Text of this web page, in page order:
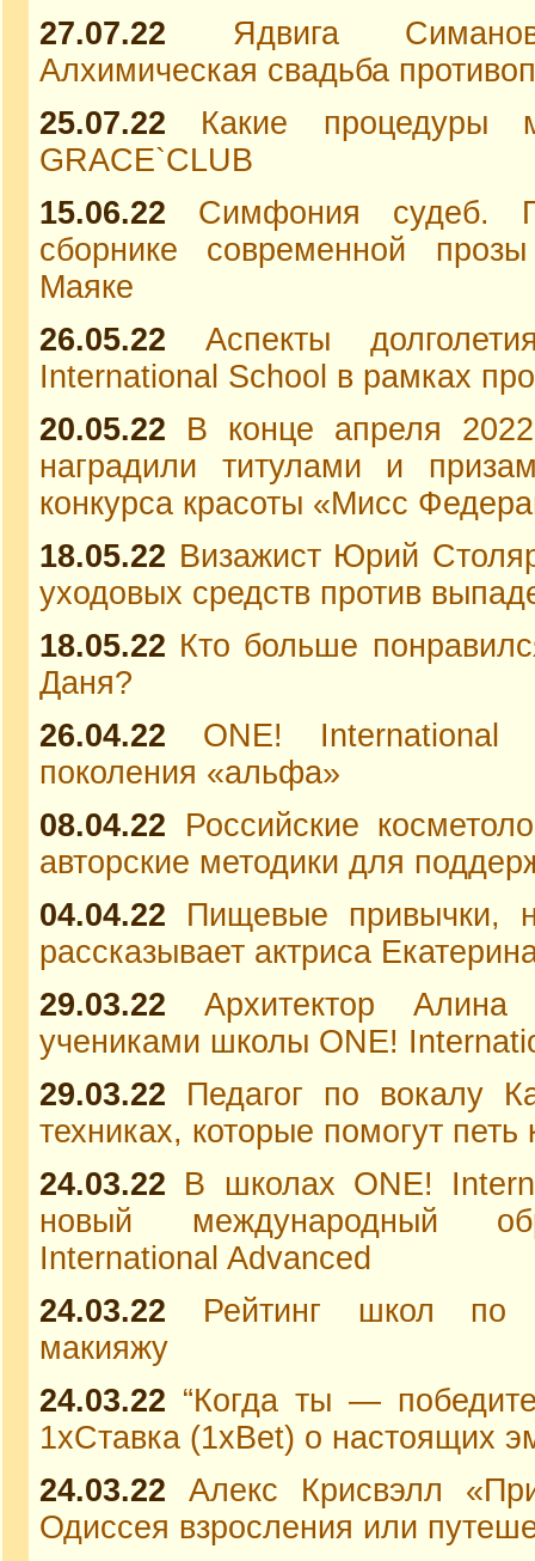
27.07.22
Ядвига
Алхимическая свадьба
25.07.22
Какие процедуры
GRACE`CLUB
15.06.22
Симфония судеб.
сборнике современной
Маяке
26.05.22
Аспекты
International School в рамках
20.05.22
В конце апреля
наградили титулами и
конкурса красоты «Мисс
18.05.22 Визажист Юрий
уходовых средств против
18.05.22 Кто больше
Даня?
26.04.22
ONE! International
поколения «альфа»
08.04.22
Российские
авторские методики для
04.04.22
Пищевые привычки,
рассказывает актриса
29.03.22
Архитектор
учениками школы ONE!
29.03.22
Педагог по вокалу
техниках, которые помогут петь
24.03.22 В школах ONE!
новый международный
International Advanced
24.03.22
Рейтинг школ по
макияжу
24.03.22 “Когда ты —
1xСтавка (1xBet) о настоящих
24.03.22
Алекс Крисвэлл
Одиссея взросления или